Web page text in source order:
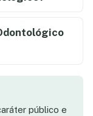
público e